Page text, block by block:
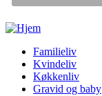
Gå til hovedindhold
Familieliv
Kvindeliv
Køkkenliv
Gravid og baby